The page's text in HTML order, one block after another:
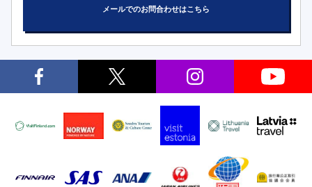
メールでのお問合わせはこちら